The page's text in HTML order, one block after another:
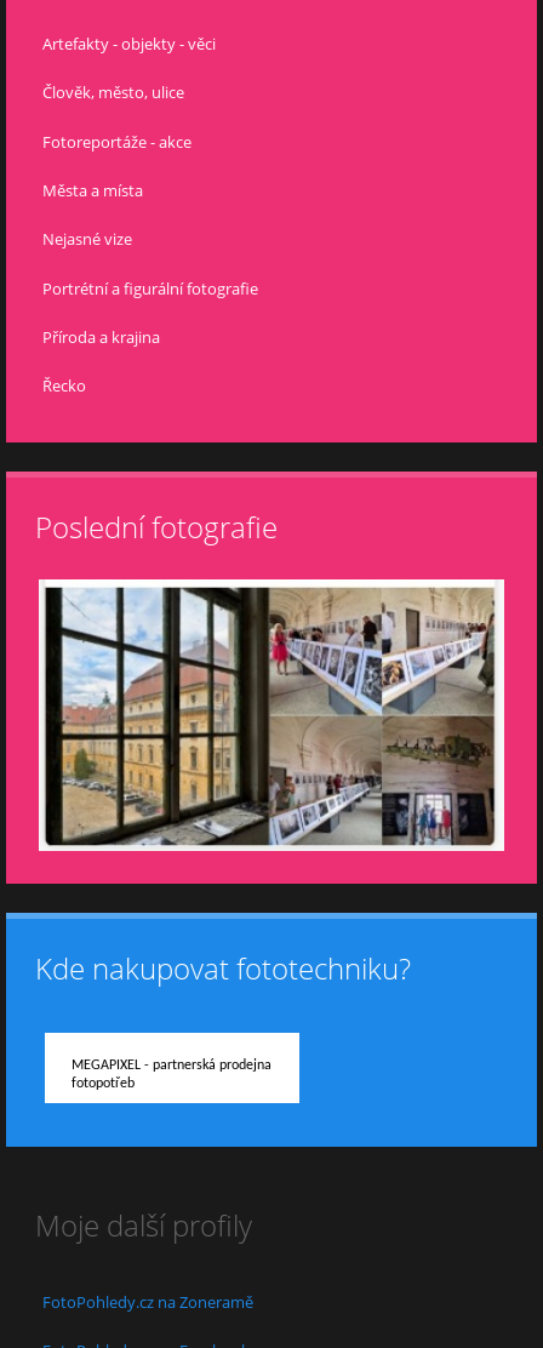
Artefakty - objekty - věci
Člověk, město, ulice
Fotoreportáže - akce
Města a místa
Nejasné vize
Portrétní a figurální fotografie
Příroda a krajina
Řecko
Poslední fotografie
Kde nakupovat fototechniku?
MEGAPIXEL - partnerská prodejna
fotopotřeb
Moje další profily
FotoPohledy.cz na Zoneramě